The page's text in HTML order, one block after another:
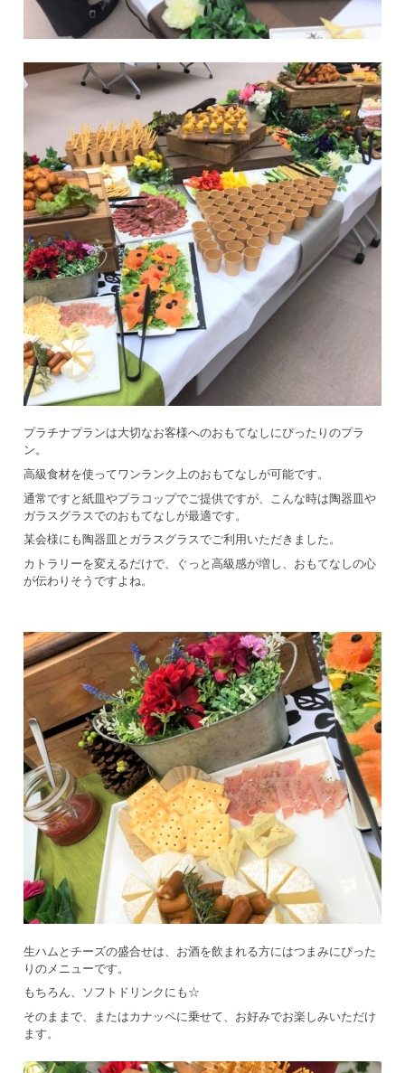
プラチナプランは大切なお客様へのおもてなしにぴったりのプラ
ン。
高級食材を使ってワンランク上のおもてなしが可能です。
通常ですと紙皿やプラコップでご提供ですが、こんな時は陶器皿や
ガラスグラスでのおもてなしが最適です。
某会様にも陶器皿とガラスグラスでご利用いただきました。
カトラリーを変えるだけで、ぐっと高級感が増し、おもてなしの心
が伝わりそうですよね。
生ハムとチーズの盛合せは、お酒を飲まれる方にはつまみにぴった
りのメニューです。
もちろん、ソフトドリンクにも☆
そのままで、またはカナッペに乗せて、お好みでお楽しみいただけ
ます。